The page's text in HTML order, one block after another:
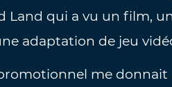
Land qui a vu un film,
adaptation de jeu
me